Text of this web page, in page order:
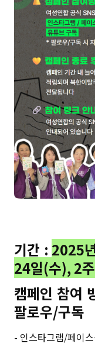
기간 : 2025
24일(수), 2
캠페인 참여
팔로우/구독
- 인스타그램/페이